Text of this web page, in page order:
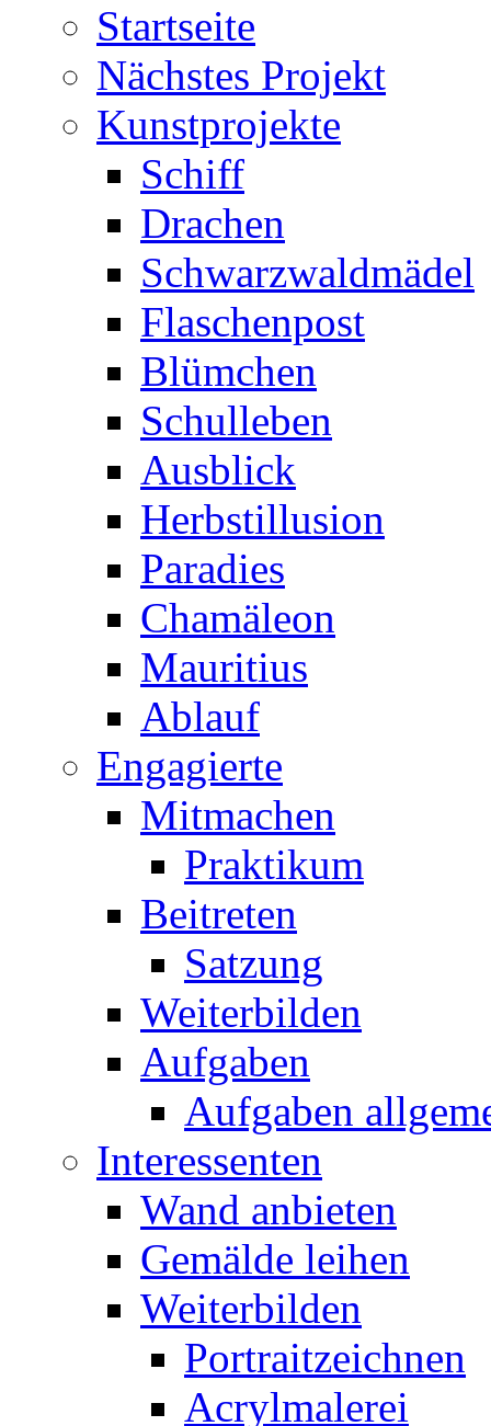
Startseite
Nächstes Projekt
Kunstprojekte
Schiff
Drachen
Schwarzwaldmädel
Flaschenpost
Blümchen
Schulleben
Ausblick
Herbstillusion
Paradies
Chamäleon
Mauritius
Ablauf
Engagierte
Mitmachen
Praktikum
Beitreten
Satzung
Weiterbilden
Aufgaben
Aufgaben
Interessenten
Wand anbieten
Gemälde leihen
Weiterbilden
Portraitzeichnen
Acrylmalerei